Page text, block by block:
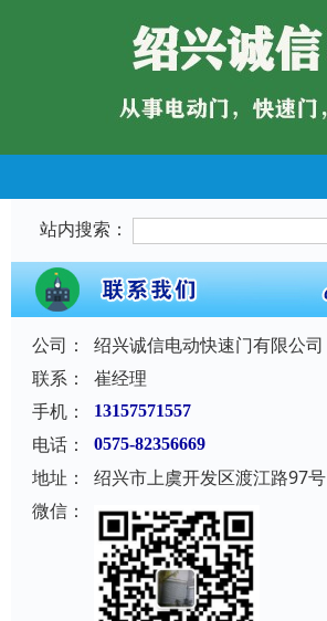
站内搜索：
公司：
绍兴诚信电动快速门有限公司
联系：
崔经理
手机：
13157571557
电话： 0575-82356669
地址：
绍兴市上虞开发区渡江路97号
微信：